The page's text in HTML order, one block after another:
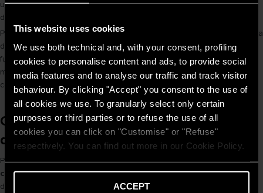
This website uses cookies
We use both technical and, with your consent, profiling
cookies to personalise content and ads, to provide social
media features and to analyse our traffic and track visitor
behaviour. By clicking "Accept" you consent to the use of
all cookies we use. To granularly select only certain
purposes or third parties or to refuse the use of all
cookies you can click on "Customise" or "Refuse"
respectively. You can find out more in our Cookie Policy.
ACCEPT
umede poate fi necesar un model cu o capacitate mai mare de
dezumidificare.
Pentru o alegere corectă verificați suprafața recomandată, capacitatea
de extragere a umidității, nivelul de zgomot, consumul de energie și
funcțiile disponibile. Undezumidificatordimensionat corect poate
menține umiditatea la un nivel confortabil și poate reduce riscul de
condens, igrasie și mucegai.
Când aveți nevoie de un
dezumidificator în locuință
Puteți avea nevoie de undezumidificator atunci când observați
condens frecvent pe geamuri, pereți reci și umezi, miros persistent
de umezeală, haine care se usucă greu sau apariția petelor de